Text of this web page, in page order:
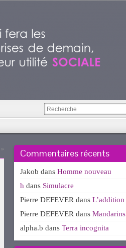
» Commentaires récents
Jakob dans Homme nouveau
h dans Simulacre
Pierre DEFEVER dans L’addition
Pierre DEFEVER dans Mandarins
alpha.b dans Terra incognita